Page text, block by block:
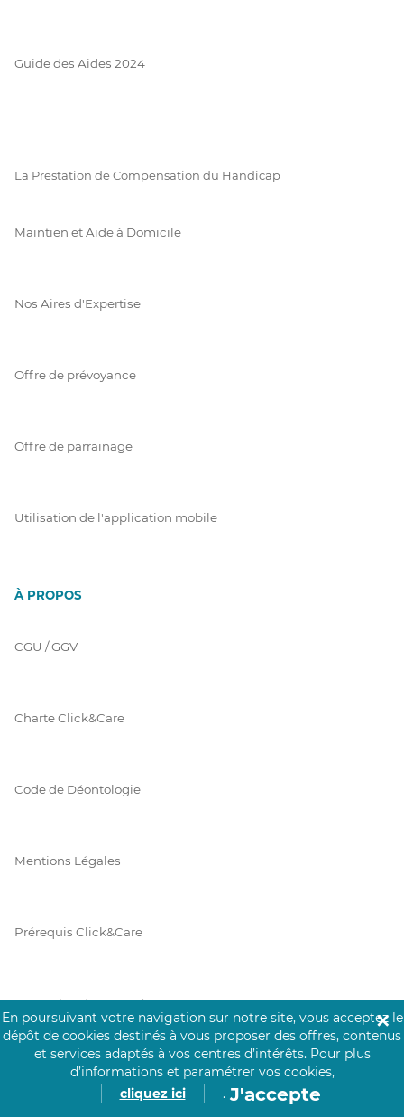
Guide des Aides 2024
La Prestation de Compensation du Handicap
Maintien et Aide à Domicile
Nos Aires d'Expertise
Offre de prévoyance
Offre de parrainage
Utilisation de l'application mobile
À PROPOS
CGU / GGV
Charte Click&Care
Code de Déontologie
Mentions Légales
Prérequis Click&Care
Protection des Données
Vie Privée
En poursuivant votre navigation sur notre site, vous acceptez le
dépôt de cookies destinés à vous proposer des offres, contenus
et services adaptés à vos centres d’intérêts. Pour plus
d’informations et paramétrer vos cookies,
cliquez ici
. J'accepte
✕